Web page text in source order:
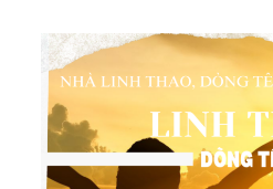
Linhthao.org
Bạn Đường Linh Thao
Để Tự Do và Hạnh Phúc hơn